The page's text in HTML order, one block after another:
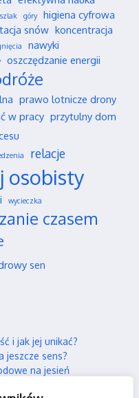
góry
higiena cyfrowa
snów koncentracja
nawyki
oszczędzanie energii
prawo lotnicze drony
w pracy przytulny dom
relacje
osobisty
wycieczka
czasem
sen
i jak jej unikać?
jeszcze sens?
na jesień